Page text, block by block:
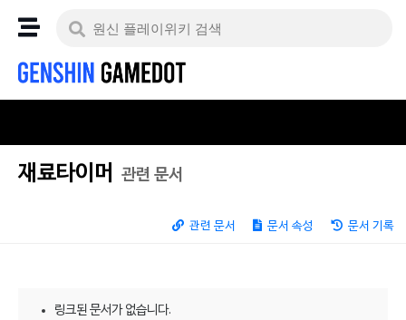
재료타이머 관련 문서
관련 문서 문서 속성 문서 기록
링크된 문서가 없습니다.